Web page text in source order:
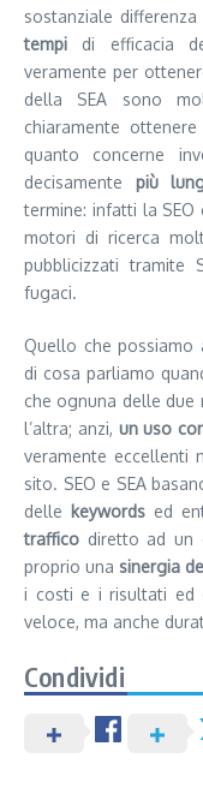
sostanziale
tempi di efficacia
veramente per
della SEA sono
chiaramente
quanto concerne
decisamente più
termine: infatti la
motori di ricerca
pubblicizzati tramite
fugaci.
Quello che possiamo
di cosa parliamo
che ognuna delle due
l’altra; anzi, un uso
veramente eccellenti
sito. SEO e SEA
delle keywordsed
traffico diretto ad un
proprio una sinergia
i costi e i risultati ed
veloce, ma anche
Condividi